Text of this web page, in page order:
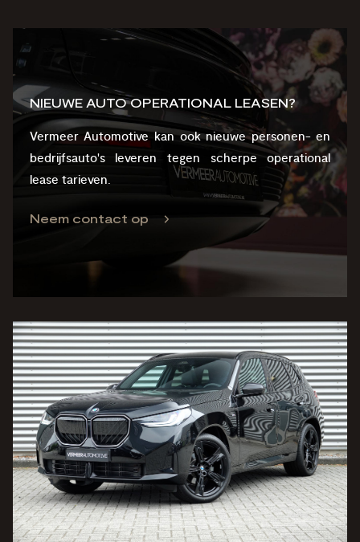
NIEUWE AUTO OPERATIONAL LEASEN?
Vermeer Automotive kan ook nieuwe personen- en
bedrijfsauto's leveren tegen scherpe operational
lease tarieven.
Neem contact op